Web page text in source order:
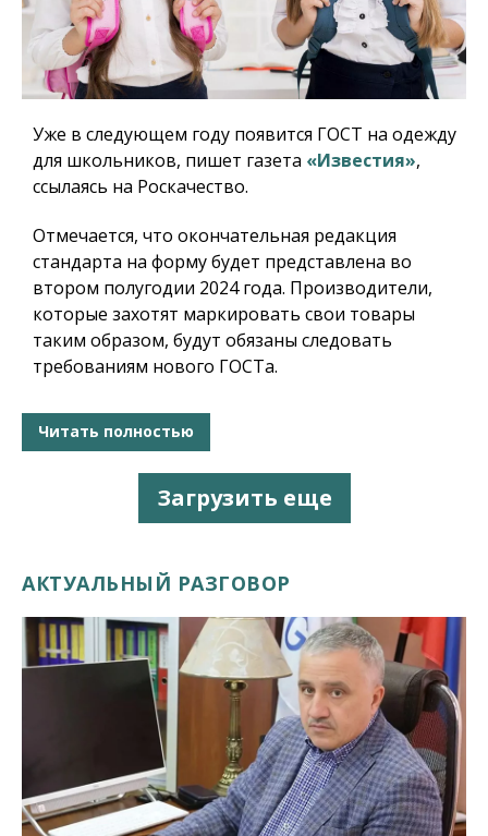
Уже в следующем году появится ГОСТ на одежду
для школьников, пишет газета «Известия»,
ссылаясь на Роскачество.
Отмечается, что окончательная редакция
стандарта на форму будет представлена во
втором полугодии 2024 года. Производители,
которые захотят маркировать свои товары
таким образом, будут обязаны следовать
требованиям нового ГОСТа.
Читать полностью
Загрузить еще
АКТУАЛЬНЫЙ РАЗГОВОР